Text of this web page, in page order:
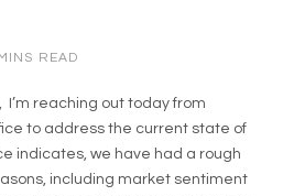
READ
I’m reaching out today from
to address the current state of
indicates, we have had a rough
including market sentiment